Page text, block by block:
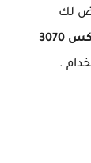
لك
مواصفات لاب توب اسوس توف-اف 15 ار تي اكس 3070
.